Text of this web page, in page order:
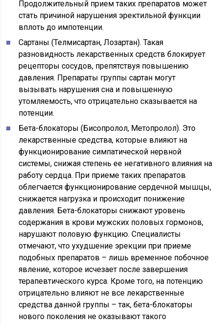
Продолжительный прием таких препаратов может
стать причиной нарушения эректильной функции
вплоть до импотенции.
Сартаны (Телмисартан, Лозартан). Такая
разновидность лекарственных средств блокирует
рецепторы сосудов, препятствуя повышению
давления. Препараты группы сартан могут
вызывать нарушения сна и повышенную
утомляемость, что отрицательно сказывается на
потенции.
Бета-блокаторы (Бисопролол, Метопролол). Это
лекарственные средства, которые влияют на
функционирование симпатической нервной
системы, снижая степень ее негативного влияния на
работу сердца. При приеме таких препаратов
облегчается функционирование сердечной мышцы,
снижается нагрузка и происходит понижение
давления. Бета-блокаторы снижают уровень
содержания в крови мужских половых гормонов,
нарушают половую функцию. Специалисты
отмечают, что ухудшение эрекции при приеме
подобных препаратов – лишь временное побочное
явление, которое исчезает после завершения
терапевтического курса. Кроме того, на потенцию
отрицательно влияют не все лекарственные
средства данной группы – так, бета-блокаторы
нового поколения не оказывают такого